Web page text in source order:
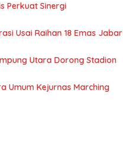
Perkuat Sinergi
Usai Raihan 18 Emas Jabar
Utara Dorong Stadion
Umum Kejurnas Marching